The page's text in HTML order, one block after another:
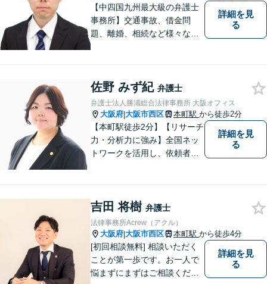
す。
【中四国九州最大級の弁護士
事務所】交通事故、借金問
題、離婚、相続など様々な問
い！
詳細を見
る
佐野 みず紀 弁護士
弁護士法人勝浦総合法律事務所 大阪オフィス
大阪府|大阪市西区 本町駅 から徒歩2分
【本町駅徒歩2分】【リサーチ
力・分析力に強み】全国ネッ
トワークを活用し、依頼者満
頼者様一人一人に寄り添い、
納得の解決へと導きます。
【初回相談無料】
詳細を見
る
吉田 将樹 弁護士
法律事務所Acrew（アクル）
大阪府|大阪市西区 本町駅 から徒歩4分
[初回相談無料] 相談いただく
ことが第一歩です。お一人で
悩まずにまずはご相談くださ
詳細を見
る